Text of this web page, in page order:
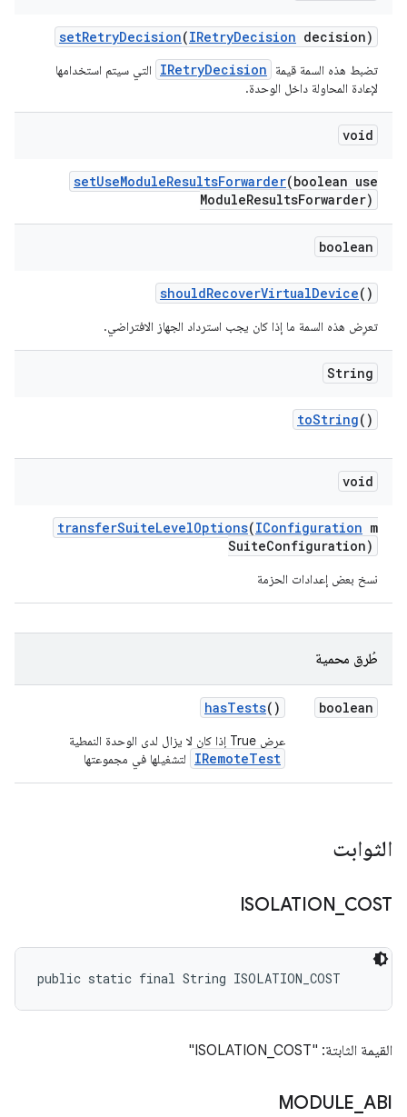
setRetryDecision(IRetryDecision decision)
تضبط هذه السمة قيمة IRetryDecision
التي سيتم استخدامها
لإعادة المحاولة داخل الوحدة.
void
setUseModuleResultsForwarder(boolean use
ModuleResultsForwarder)
boolean
shouldRecoverVirtualDevice()
تعرِض هذه السمة ما إذا كان يجب استرداد الجهاز الافتراضي.
String
toString()
void
transferSuiteLevelOptions(IConfiguration m
SuiteConfiguration)
نسخ بعض إعدادات الحزمة
طُرق محمية
boolean
hasTests()
عرض True إذا كان لا يزال لدى الوحدة النمطية
IRemoteTest لتشغيلها في مجموعتها
الثوابت
ISOLATION COST
public static final String ISOLATION_COST
القيمة الثابتة: "ISOLATION_COST"
MODULE ABI